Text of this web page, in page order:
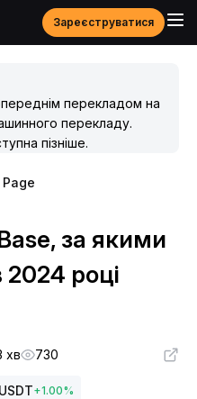
Зареєструватися
перекладом на
перекладу.
пізніше.
за якими
році
хв 730
+1.00%